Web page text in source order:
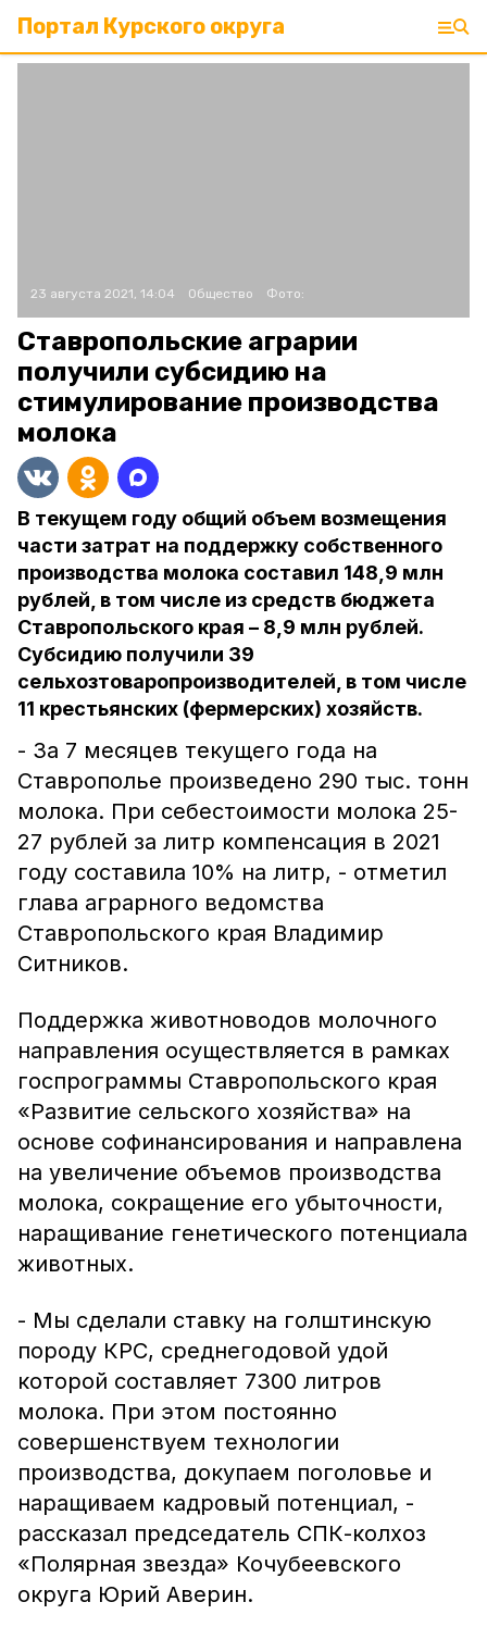
Портал Курского округа
23 августа 2021, 14:04 Общество Фото:
Ставропольские аграрии
получили субсидию на
стимулирование производства
молока
В текущем году общий объем возмещения
части затрат на поддержку собственного
производства молока составил 148,9 млн
рублей, в том числе из средств бюджета
Ставропольского края – 8,9 млн рублей.
Субсидию получили 39
сельхозтоваропроизводителей, в том числе
11 крестьянских (фермерских) хозяйств.
- За 7 месяцев текущего года на
Ставрополье произведено 290 тыс. тонн
молока. При себестоимости молока 25-
27 рублей за литр компенсация в 2021
году составила 10% на литр, - отметил
глава аграрного ведомства
Ставропольского края Владимир
Ситников.
Поддержка животноводов молочного
направления осуществляется в рамках
госпрограммы Ставропольского края
«Развитие сельского хозяйства» на
основе софинансирования и направлена
на увеличение объемов производства
молока, сокращение его убыточности,
наращивание генетического потенциала
животных.
- Мы сделали ставку на голштинскую
породу КРС, среднегодовой удой
которой составляет 7300 литров
молока. При этом постоянно
совершенствуем технологии
производства, докупаем поголовье и
наращиваем кадровый потенциал, -
рассказал председатель СПК-колхоз
«Полярная звезда» Кочубеевского
округа Юрий Аверин.